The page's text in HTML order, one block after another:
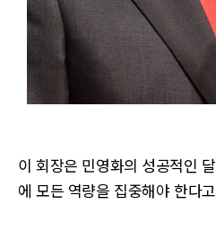
이 회장은 민영화의 성공적인
에 모든 역량을 집중해야 한다